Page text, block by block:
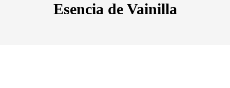
Esencia de Vainilla